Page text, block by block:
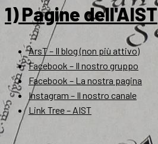
1) Pagine dell'AIST
ArsT – Il blog (non più attivo)
Facebook – Il nostro gruppo
Facebook – La nostra pagina
Instagram – Il nostro canale
Link Tree – AIST